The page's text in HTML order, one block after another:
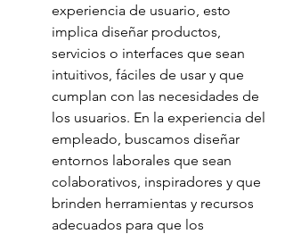
experiencia de usuario, esto
implica diseñar productos,
servicios o interfaces que sean
intuitivos, fáciles de usar y que
cumplan con las necesidades de
los usuarios. En la experiencia del
empleado, buscamos diseñar
entornos laborales que sean
colaborativos, inspiradores y que
brinden herramientas y recursos
adecuados para que los